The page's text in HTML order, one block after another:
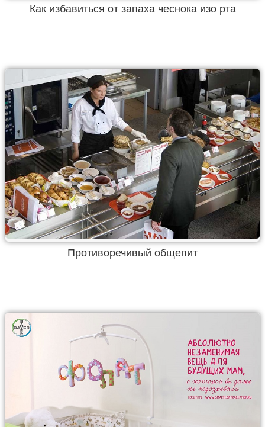
Как избавиться от запаха чеснока изо рта
Противоречивый общепит